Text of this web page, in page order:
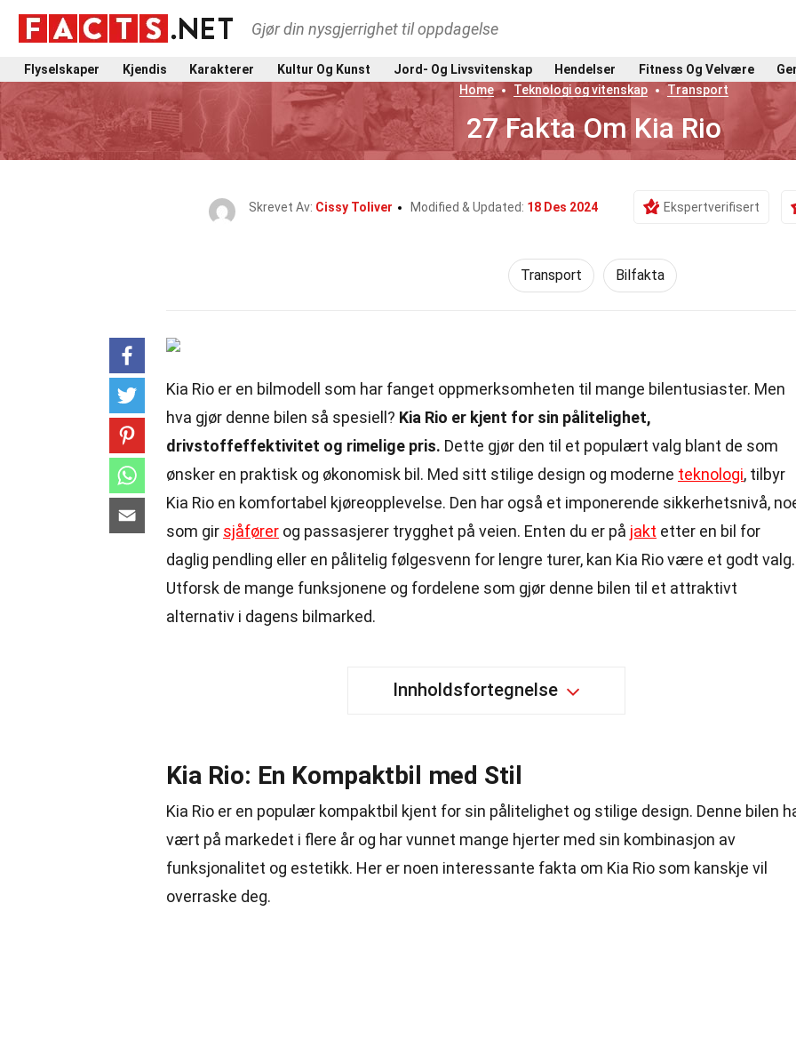
Gjør din nysgjerrighet til oppdagelse
Flyselskaper Kjendis Karakterer Kultur Og Kunst Jord- Og Livsvitenskap Hendelser Fitness Og Velvære
Home
Teknologi og vitenskap Transport
27 Fakta Om Kia Rio
Skrevet Av: Cissy Toliver Modified & Updated: 18 Des 2024 Ekspertverifisert
Transport Bilfakta
Kia Rio er en bilmodell som har fanget oppmerksomheten til mange bilentusiaster. Men
hva gjør denne bilen så spesiell? Kia Rio er kjent for sin pålitelighet,
drivstoffeffektivitet og rimelige pris. Dette gjør den til et populært valg blant de som
ønsker en praktisk og økonomisk bil. Med sitt stilige design og moderne teknologi, tilbyr
Kia Rio en komfortabel kjøreopplevelse. Den har også et imponerende sikkerhetsnivå,
som gir sjåfører og passasjerer trygghet på veien. Enten du er på jakt etter en bil for
daglig pendling eller en pålitelig følgesvenn for lengre turer, kan Kia Rio være et godt valg.
Utforsk de mange funksjonene og fordelene som gjør denne bilen til et attraktivt
alternativ i dagens bilmarked.
Innholdsfortegnelse
Kia Rio: En Kompaktbil med Stil
Kia Rio er en populær kompaktbil kjent for sin pålitelighet og stilige design. Denne bilen
vært på markedet i flere år og har vunnet mange hjerter med sin kombinasjon av
funksjonalitet og estetikk. Her er noen interessante fakta om Kia Rio som kanskje vil
overraske deg.